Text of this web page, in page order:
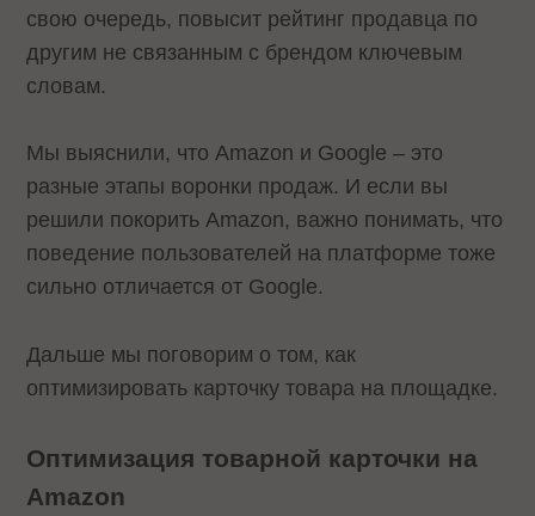
свою очередь, повысит рейтинг продавца по
другим не связанным с брендом ключевым
словам.
Мы выяснили, что Amazon и Google – это
разные этапы воронки продаж. И если вы
решили покорить Amazon, важно понимать, что
поведение пользователей на платформе тоже
сильно отличается от Google.
Дальше мы поговорим о том, как
оптимизировать карточку товара на площадке.
Оптимизация товарной карточки на
Amazon